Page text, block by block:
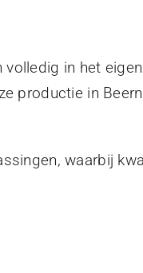
in het
productie in
waarbij